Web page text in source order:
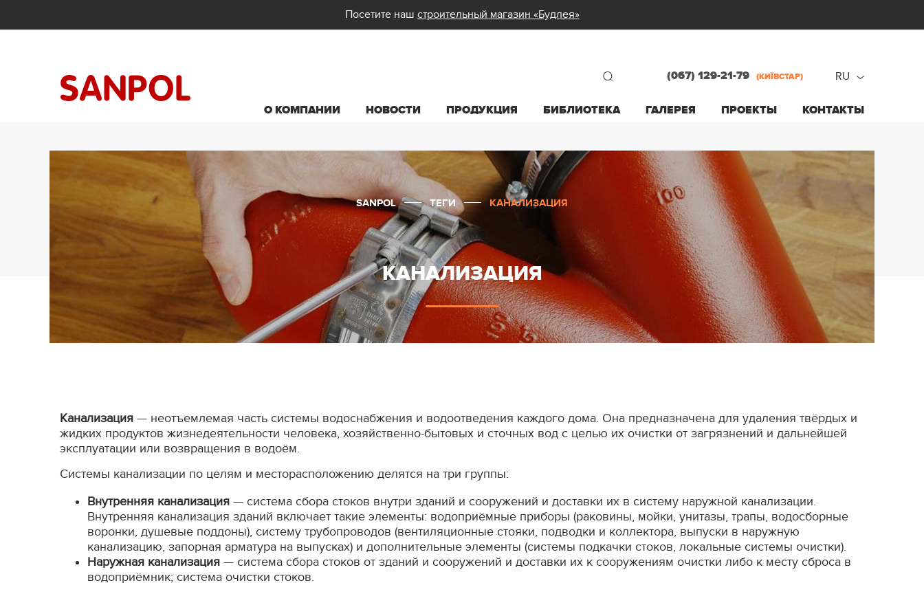
Посетите наш строительный магазин «Будлея»
О КОМПАНИИ НОВОСТИ ПРОДУКЦИЯ БИБЛИОТЕКА ГАЛЕРЕЯ ПРОЕКТЫ КОНТАКТЫ
(067) 129-21-79 (КИЇВСТАР)
RU
ua
КАНАЛИЗАЦИЯ
SANPOL ТЕГИ КАНАЛИЗАЦИЯ
Канализация — неотъемлемая часть системы водоснабжения и водоотведения каждого дома. Она предназначена для удаления твёрдых и
жидких продуктов жизнедеятельности человека, хозяйственно-бытовых и сточных вод с целью их очистки от загрязнений и дальнейшей
эксплуатации или возвращения в водоём.
Системы канализации по целям и месторасположению делятся на три группы:
Внутренняя канализация — система сбора стоков внутри зданий и сооружений и доставки их в систему наружной канализации.
Внутренняя канализация зданий включает такие элементы: водоприёмные приборы (раковины, мойки, унитазы, трапы, водосборные
воронки, душевые поддоны), систему трубопроводов (вентиляционные стояки, подводки и коллектора, выпуски в наружную
канализацию, запорная арматура на выпусках) и дополнительные элементы (системы подкачки стоков, локальные системы очистки).
Наружная канализация — система сбора стоков от зданий и сооружений и доставки их к сооружениям очистки либо к месту сброса в
водоприёмник; система очистки стоков.